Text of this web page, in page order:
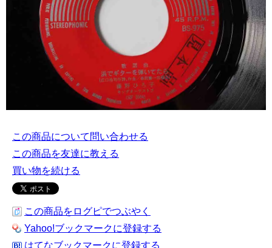
この商品について問い合わせる
この商品を友達に教える
買い物を続ける
この商品をログピでつぶやく
Yahoo!ブックマークに登録する
はてなブックマークに登録する